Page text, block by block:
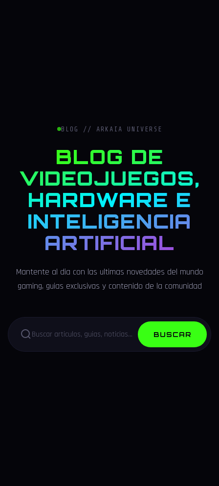
BLOG // ARKAIA UNIVERSE
BLOG DE
VIDEOJUEGOS,
HARDWARE E
INTELIGENCIA
ARTIFICIAL
Mantente al dia con las ultimas novedades del mundo
gaming, guias exclusivas y contenido de la comunidad
BUSCAR